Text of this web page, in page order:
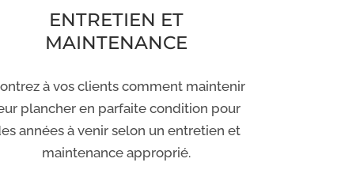
ENTRETIEN ET
MAINTENANCE
à vos clients comment maintenir
plancher en parfaite condition pour
années à venir selon un entretien et
maintenance approprié.